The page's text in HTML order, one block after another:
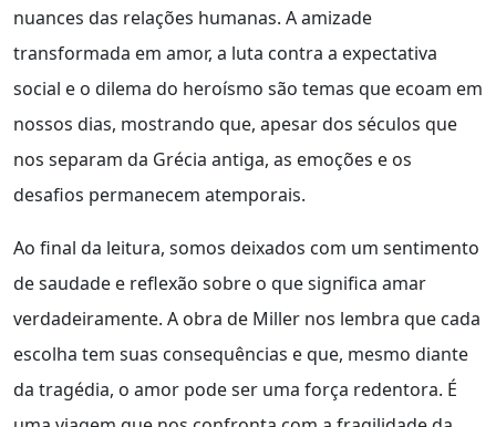
nuances das relações humanas. A amizade
transformada em amor, a luta contra a expectativa
social e o dilema do heroísmo são temas que ecoam em
nossos dias, mostrando que, apesar dos séculos que
nos separam da Grécia antiga, as emoções e os
desafios permanecem atemporais.
Ao final da leitura, somos deixados com um sentimento
de saudade e reflexão sobre o que significa amar
verdadeiramente. A obra de Miller nos lembra que cada
escolha tem suas consequências e que, mesmo diante
da tragédia, o amor pode ser uma força redentora. É